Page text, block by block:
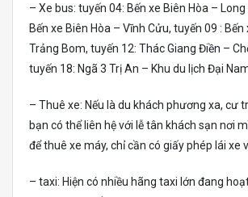
– Xe bus: tuyến 04: Bến xe Biên Hòa –
Bến xe Biên Hòa – Vĩnh Cửu, tuyến 09 : Bến
Trảng Bom, tuyến 12: Thác Giang Điền –
tuyến 18: Ngã 3 Trị An – Khu du lịch Đại
– Thuê xe: Nếu là du khách phương xa, cư
bạn có thể liên hệ với lễ tân khách sạn nơi
để thuê xe máy, chỉ cần có giấy phép lái xe
– taxi: Hiện có nhiều hãng taxi lớn đang